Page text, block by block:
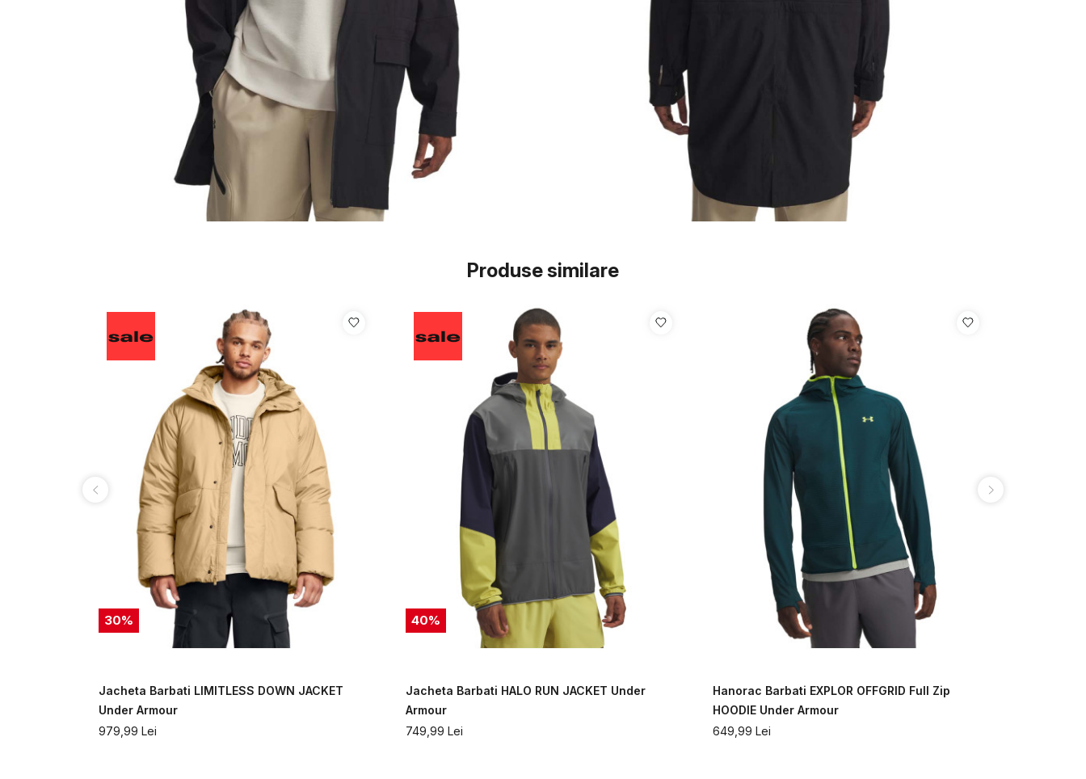
Produse similare
30%
Jacheta Barbati LIMITLESS DOWN JACKET
Under Armour
979,99 Lei
40%
Jacheta Barbati HALO RUN JACKET Under
Armour
749,99 Lei
Hanorac Barbati EXPLOR OFFGRID Full Zip
HOODIE Under Armour
649,99 Lei